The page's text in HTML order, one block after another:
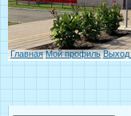
Главная Мой профиль Выход